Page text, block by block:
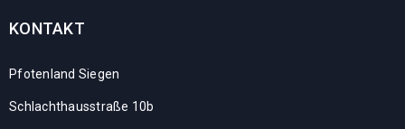
KONTAKT
Pfotenland Siegen
Schlachthausstraße 10b